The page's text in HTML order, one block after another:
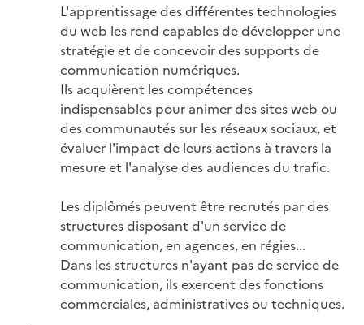
L'apprentissage des différentes technologies
du web les rend capables de développer une
stratégie et de concevoir des supports de
communication numériques.
Ils acquièrent les compétences
indispensables pour animer des sites web ou
des communautés sur les réseaux sociaux, et
évaluer l'impact de leurs actions à travers la
mesure et l'analyse des audiences du trafic.
Les diplômés peuvent être recrutés par des
structures disposant d'un service de
communication, en agences, en régies...
Dans les structures n'ayant pas de service de
communication, ils exercent des fonctions
commerciales, administratives ou techniques.